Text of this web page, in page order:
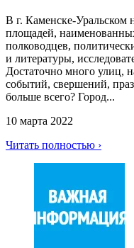
В г. Каменске-Уральском
площадей,
полководцев,
и литературы,
Достаточно много улиц,
событий, свершений,
больше всего? Город...
10 марта 2022
Читать полностью ›